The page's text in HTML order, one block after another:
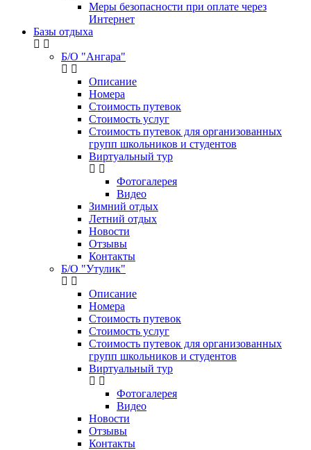
Меры безопасности при оплате через
Интернет
Базы отдыха
Б/О "Ангара"
Описание
Номера
Стоимость путевок
Стоимость услуг
Стоимость путевок для организованных
групп школьников и студентов
Виртуальный тур
Фотогалерея
Видео
Зимний отдых
Летний отдых
Новости
Отзывы
Контакты
Б/О "Утулик"
Описание
Номера
Стоимость путевок
Стоимость услуг
Стоимость путевок для организованных
групп школьников и студентов
Виртуальный тур
Фотогалерея
Видео
Новости
Отзывы
Контакты